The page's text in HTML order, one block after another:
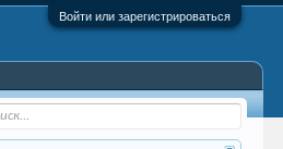
Войти или зарегистрироваться